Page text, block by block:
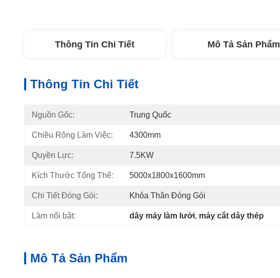
Thông Tin Chi Tiết Mô Tả Sản Phẩm
Thông Tin Chi Tiết
Nguồn Gốc: Trung Quốc
Chiều Rộng Làm Việc: 4300mm
Quyền Lực: 7.5KW
Kích Thước Tổng Thể: 5000x1800x1600mm
Chi Tiết Đóng Gói: Khỏa Thân Đóng Gói
Làm nổi bật: dây máy làm lưới, máy cắt dây thép
Mô Tả Sản Phẩm